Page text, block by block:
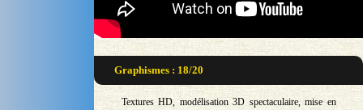
Graphismes : 18/20
Textures HD, modélisation 3D spectaculaire, mise en